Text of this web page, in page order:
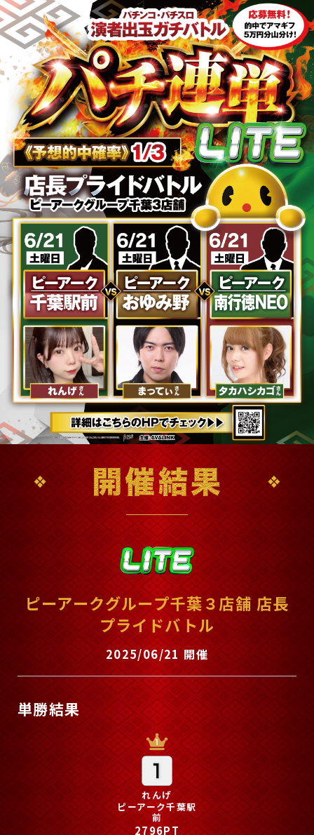
ピーアークグループ千葉３店舗 店長
プライドバトル
2025/06/21 開催
単勝結果
れんげ
ピーアーク千葉駅
前
2796PT